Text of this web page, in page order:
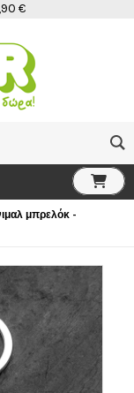
€
μπρελόκ -